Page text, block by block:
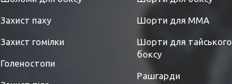
Захист паху
Захист гомілки
Голеностопи
Шорти для ММА
Шорти для тайського
боксу
Рашгарди